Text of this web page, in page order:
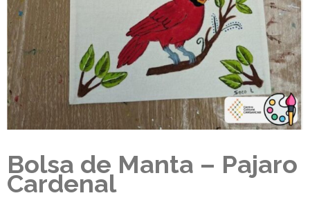
Bolsa de Manta – Pajaro
Cardenal